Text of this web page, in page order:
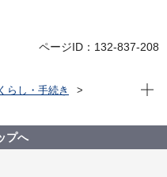
ページID：132-837-208
くらし・手続き
活動推進目標
年度
現在
プへ